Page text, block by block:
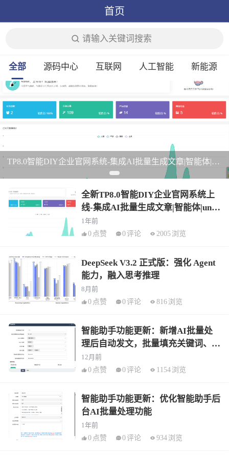
首页
请输入关键词搜索
全部 源码中心 互联网 人工智能 新能源
TP8.0智能DIY企业官网系统-集成AI批量生成文章|智能体|uniapp|前后完全分离
全新TP8.0智能DIY企业官网系统上
线-集成AI批量生成文章|智能体|unia
pp|前后完全分离
1年前
0 点赞 0评论 2005 浏览
DeepSeek V3.2 正式版：强化 Agent
能力，融入思考推理
8月前
0 点赞 0评论 816 浏览
智能助手功能更新：新增AI批量处
理后自动发文，批量填充关键词、描
述、段落、自动内链
12月前
0 点赞 0评论 1154 浏览
智能助手功能更新：优化智能助手后
台AI批量处理功能
1年前
0 点赞 0评论 934 浏览